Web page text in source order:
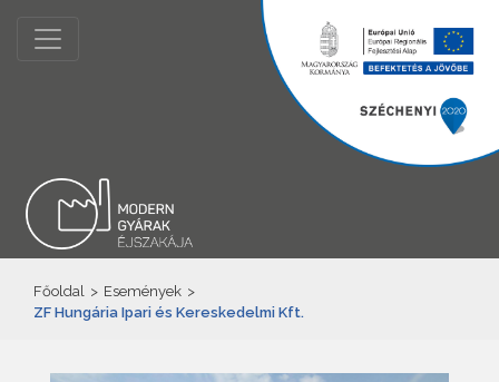
Főoldal > Események >
ZF Hungária Ipari és Kereskedelmi Kft.